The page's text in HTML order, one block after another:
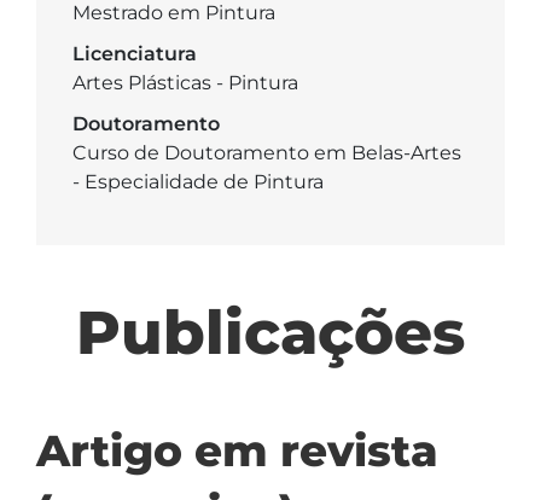
Mestrado em Pintura
Licenciatura
Artes Plásticas - Pintura
Doutoramento
Curso de Doutoramento em Belas-Artes
- Especialidade de Pintura
Publicações
Artigo em revista